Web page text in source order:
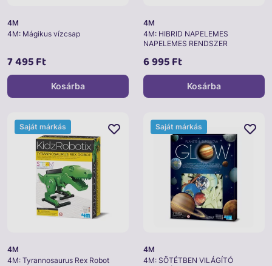
4M
4M: Mágikus vízcsap
7 495 Ft
Kosárba
4M
4M: HIBRID NAPELEMES
NAPELEMES RENDSZER
6 995 Ft
Kosárba
4M
4M: Tyrannosaurus Rex Robot
Saját márkás
4M
4M: SÖTÉTBEN VILÁGÍTÓ
Saját márkás